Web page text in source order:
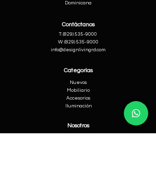
Dominicana
​T: (829) 535-9000
W: (829) 535-9000
info@designlivingrd.com
Contáctanos
Categorías
Nuevos
Mobiliario
Accesorios
Iluminación
Nosotros